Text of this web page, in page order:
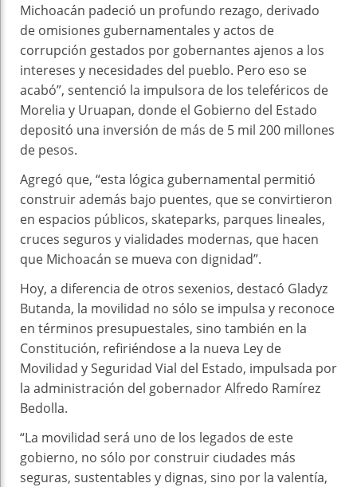
Michoacán padeció un profundo rezago, derivado
de omisiones gubernamentales y actos de
corrupción gestados por gobernantes ajenos a los
intereses y necesidades del pueblo. Pero eso se
acabó”, sentenció la impulsora de los teleféricos de
Morelia y Uruapan, donde el Gobierno del Estado
depositó una inversión de más de 5 mil 200 millones
de pesos.
Agregó que, “esta lógica gubernamental permitió
construir además bajo puentes, que se convirtieron
en espacios públicos, skateparks, parques lineales,
cruces seguros y vialidades modernas, que hacen
que Michoacán se mueva con dignidad”.
Hoy, a diferencia de otros sexenios, destacó Gladyz
Butanda, la movilidad no sólo se impulsa y reconoce
en términos presupuestales, sino también en la
Constitución, refiriéndose a la nueva Ley de
Movilidad y Seguridad Vial del Estado, impulsada por
la administración del gobernador Alfredo Ramírez
Bedolla.
“La movilidad será uno de los legados de este
gobierno, no sólo por construir ciudades más
seguras, sustentables y dignas, sino por la valentía,